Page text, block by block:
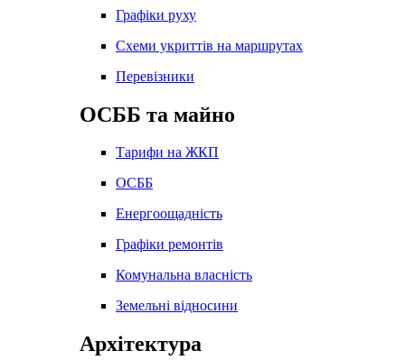
Графіки руху
Схеми укриттів на маршрутах
Перевізники
ОСББ та майно
Тарифи на ЖКП
ОСББ
Енергоощадність
Графіки ремонтів
Комунальна власність
Земельні відносини
Архітектура